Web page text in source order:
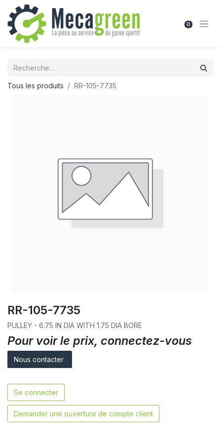
0
Tous les produits RR-105-7735
RR-105-7735
PULLEY - 6.75 IN DIA WITH 1.75 DIA BORE
Pour voir le prix, connectez-vous
Nous contacter
Se connecter
Demander une ouverture de compte client